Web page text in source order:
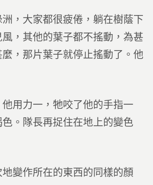
，大家都很疲倦，躺在樹蔭下
，其他的葉子都不搖動，為甚
，那片葉子就停止搖動了。他
用力一，牠咬了他的手指一
。隊長再捉住在地上的變色
變作所在的東西的同樣的顏